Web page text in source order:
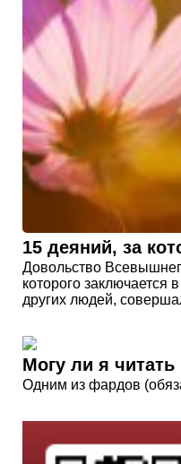
15 деяний, за
Довольство
которого
других людей,
Могу ли я
Одним из фардов